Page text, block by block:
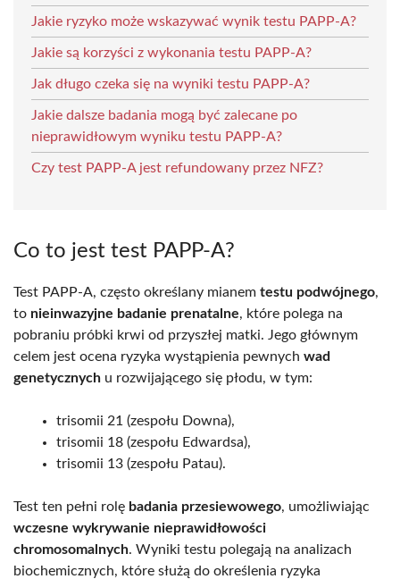
Jakie ryzyko może wskazywać wynik testu PAPP-A?
Jakie są korzyści z wykonania testu PAPP-A?
Jak długo czeka się na wyniki testu PAPP-A?
Jakie dalsze badania mogą być zalecane po
nieprawidłowym wyniku testu PAPP-A?
Czy test PAPP-A jest refundowany przez NFZ?
Co to jest test PAPP-A?
Test PAPP-A, często określany mianem testu podwójnego,
to nieinwazyjne badanie prenatalne, które polega na
pobraniu próbki krwi od przyszłej matki. Jego głównym
celem jest ocena ryzyka wystąpienia pewnych wad
genetycznych u rozwijającego się płodu, w tym:
trisomii 21 (zespołu Downa),
trisomii 18 (zespołu Edwardsa),
trisomii 13 (zespołu Patau).
Test ten pełni rolę badania przesiewowego, umożliwiając
wczesne wykrywanie nieprawidłowości
chromosomalnych. Wyniki testu polegają na analizach
biochemicznych, które służą do określenia ryzyka